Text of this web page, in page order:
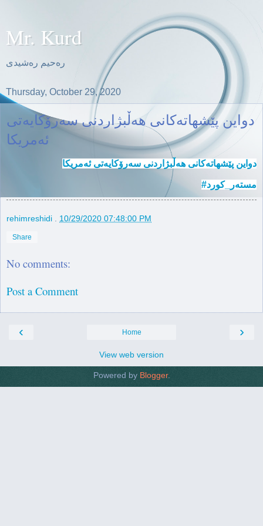
Mr. Kurd
ره‌حیم ره‌شیدی
Thursday, October 29, 2020
دواین پێشهاته‌كانی هه‌ڵبژاردنی سه‌رۆكایه‌تی
ئه‌مریكا
دواین پێشهاته‌كانی هه‌ڵبژاردنی سه‌رۆكایه‌تی ئه‌مریكا
#مسته‌ر_كورد
rehimreshidi . 10/29/2020 07:48:00 PM
Share
No comments:
Post a Comment
‹ ›
Home
View web version
Powered by Blogger.